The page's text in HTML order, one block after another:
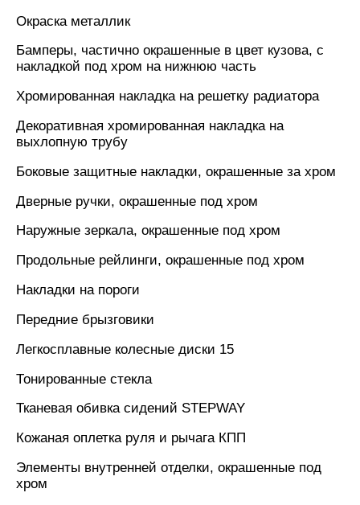
Окраска металлик
Бамперы, частично окрашенные в цвет кузова, с
накладкой под хром на нижнюю часть
Хромированная накладка на решетку радиатора
Декоративная хромированная накладка на
выхлопную трубу
Боковые защитные накладки, окрашенные за хром
Дверные ручки, окрашенные под хром
Наружные зеркала, окрашенные под хром
Продольные рейлинги, окрашенные под хром
Накладки на пороги
Передние брызговики
Легкосплавные колесные диски 15
Тонированные стекла
Тканевая обивка сидений STEPWAY
Кожаная оплетка руля и рычага КПП
Элементы внутренней отделки, окрашенные под
хром